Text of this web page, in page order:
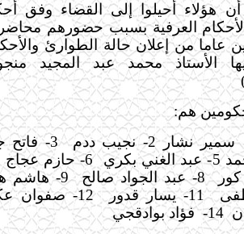
أن هؤلاء أحيلوا إلى القضاء وفق
العرفية بسبب حضورهم
عاما من إعلان حالة الطوارئ
الأستاذ محمد عبد المجيد
هم:
بكري
6- حازم عجاج اقرعي
8- عبد الجواد صالح 9- هاشم هاشم
11- يسار قدور 12- صفوان عكاش
14-
فؤاد بوادقجي